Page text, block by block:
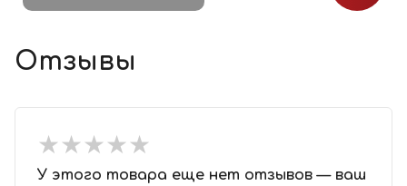
Отзывы
★★★★★
★★★★★
У этого товара еще нет отзывов — ваш